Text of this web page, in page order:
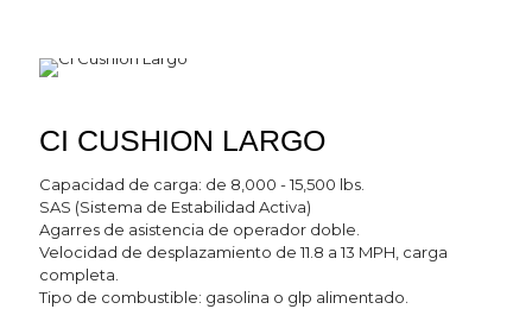
CI CUSHION LARGO
Capacidad de carga: de 8,000 - 15,500 lbs.
SAS (Sistema de Estabilidad Activa)
Agarres de asistencia de operador doble.
Velocidad de desplazamiento de 11.8 a 13 MPH, carga
completa.
Tipo de combustible: gasolina o glp alimentado.